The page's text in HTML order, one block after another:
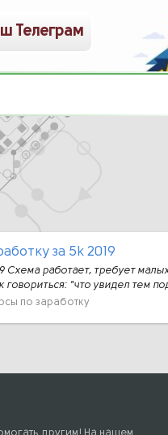
Телеграм
за 5k 2019
Схема работает, требует
говориться: "что увидел тем
по заработку